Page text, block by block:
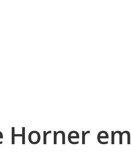
Horner em